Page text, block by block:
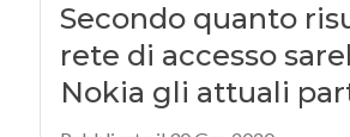
Secondo quanto
rete di accesso
Nokia gli attuali